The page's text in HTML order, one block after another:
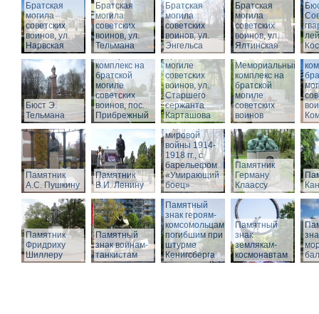
Братская
могила
советских
воинов, ул.
Нарвская
Братская
могила
советских
воинов, ул.
Тельмана
Братская
могила
советских
воинов, ул.
Энгельса
Братская
могила
советских
воинов, ул.
Ялтинская
Бюст Э.
Тельмана
Мемориальный
комплекс на
братской
могиле
советских
воинов, пос.
Прибрежный
Мемориальный
комплекс на
братской
могиле
советских
воинов, ул.
Старшего
сержанта
Карташова
Мемориальный
комплекс на
братской
могиле
советских
воинов
Памятник
А.С. Пушкину
Памятник
В.И. Ленину
Памятник
воинам,
погибшим в
годы Первой
мировой
войны 1914-
1918 гг., с
барельефом
«Умирающий
боец»
Памятник
Герману
Клаассу
Памятник
Фридриху
Шиллеру
Памятный
знак воинам-
танкистам
Памятный
знак героям-
комсомольцам,
погибшим при
штурме
Кенигсберга
Памятный
знак
землякам-
космонавтам